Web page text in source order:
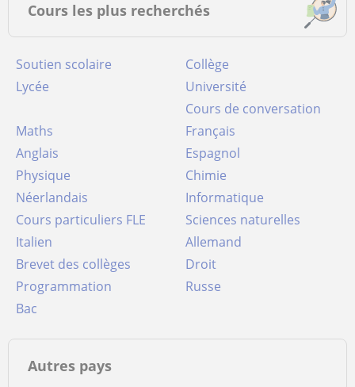
Cours les plus recherchés
Soutien scolaire
Collège
Lycée
Université
Cours de conversation
Maths
Français
Anglais
Espagnol
Physique
Chimie
Néerlandais
Informatique
Cours particuliers FLE
Sciences naturelles
Italien
Allemand
Brevet des collèges
Droit
Programmation
Russe
Bac
Autres pays